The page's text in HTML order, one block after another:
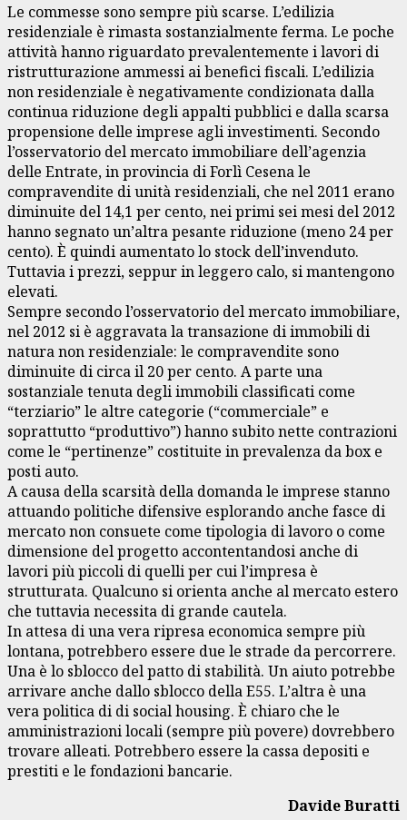
Le commesse sono sempre più scarse. L’edilizia
residenziale è rimasta sostanzialmente ferma. Le poche
attività hanno riguardato prevalentemente i lavori di
ristrutturazione ammessi ai benefici fiscali. L’edilizia
non residenziale è negativamente condizionata dalla
continua riduzione degli appalti pubblici e dalla scarsa
propensione delle imprese agli investimenti. Secondo
l’osservatorio del mercato immobiliare dell’agenzia
delle Entrate, in provincia di Forlì Cesena le
compravendite di unità residenziali, che nel 2011 erano
diminuite del 14,1 per cento, nei primi sei mesi del 2012
hanno segnato un’altra pesante riduzione (meno 24 per
cento). È quindi aumentato lo stock dell’invenduto.
Tuttavia i prezzi, seppur in leggero calo, si mantengono
elevati.
Sempre secondo l’osservatorio del mercato immobiliare,
nel 2012 si è aggravata la transazione di immobili di
natura non residenziale: le compravendite sono
diminuite di circa il 20 per cento. A parte una
sostanziale tenuta degli immobili classificati come
“terziario” le altre categorie (“commerciale” e
soprattutto “produttivo”) hanno subito nette contrazioni
come le “pertinenze” costituite in prevalenza da box e
posti auto.
A causa della scarsità della domanda le imprese stanno
attuando politiche difensive esplorando anche fasce di
mercato non consuete come tipologia di lavoro o come
dimensione del progetto accontentandosi anche di
lavori più piccoli di quelli per cui l’impresa è
strutturata. Qualcuno si orienta anche al mercato estero
che tuttavia necessita di grande cautela.
In attesa di una vera ripresa economica sempre più
lontana, potrebbero essere due le strade da percorrere.
Una è lo sblocco del patto di stabilità. Un aiuto potrebbe
arrivare anche dallo sblocco della E55. L’altra è una
vera politica di di social housing. È chiaro che le
amministrazioni locali (sempre più povere) dovrebbero
trovare alleati. Potrebbero essere la cassa depositi e
prestiti e le fondazioni bancarie.
Davide Buratti